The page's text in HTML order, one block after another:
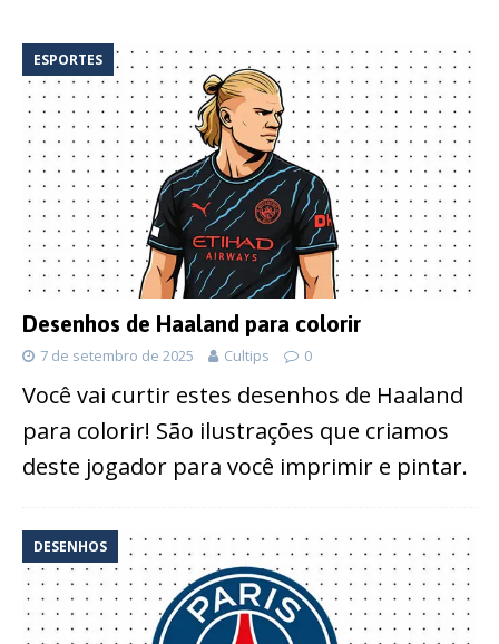
ESPORTES
Desenhos de Haaland para colorir
7 de setembro de 2025 Cultips 0
Você vai curtir estes desenhos de Haaland
para colorir! São ilustrações que criamos
deste jogador para você imprimir e pintar.
DESENHOS